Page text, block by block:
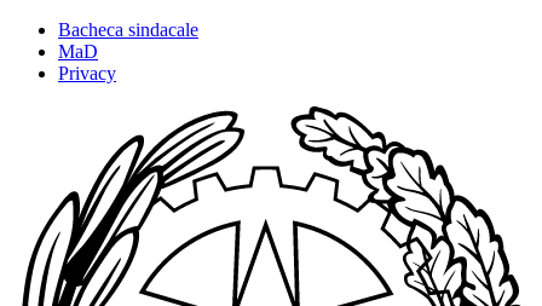
Bacheca sindacale
MaD
Privacy